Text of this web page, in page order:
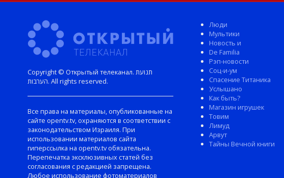
Copyright © Открытый телеканал. תנועת
הערבות. All rights reserved.
Все права на материалы, опубликованные на
сайте opentv.tv, охраняются в соответствии с
законодательством Израиля. При
использовании материалов сайта
гиперссылка на opentv.tv обязательна.
Перепечатка эксклюзивных статей без
согласования с редакцией запрещена.
Любое использование фотоматериалов
Люди
Мультики
Новость и
De Familia
Рэп-новости
Соц-и-ум
Спасение Титаника
Услышано
Как быть?
Магазин игрушек
Товим
Лимуд
Арвут
Тайны Вечной книги